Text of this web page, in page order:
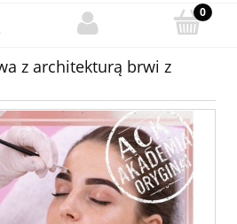
z architekturą brwi z